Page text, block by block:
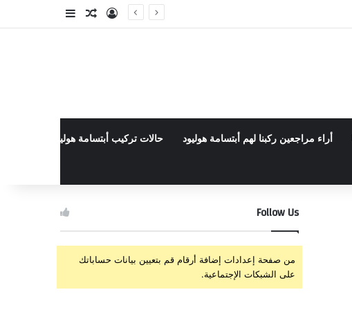
تسجيل الدخول
مقال عشوائي
إضافة عمود
أراء مراجعين ركبنا لهم أبتسامة هوليود حالات تركيب أبتسامة هوليود الأخيرة في
Follow Us
من صفحة إعدادات إضافة أرقام قم بتعيين بيانات حساباتك
على الشبكات الإجتماعية.